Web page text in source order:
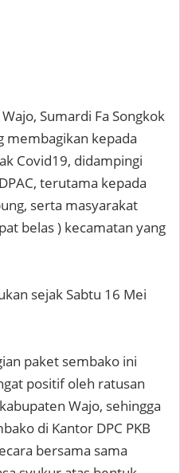
Sumardi Fa Songkok
membagikan kepada
Covid19, didampingi
terutama kepada
serta masyarakat
belas ) kecamatan yang
sejak Sabtu 16 Mei
paket sembako ini
positif oleh ratusan
Wajo, sehingga
di Kantor DPC PKB
bersama sama